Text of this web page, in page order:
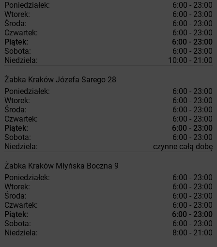
Poniedziałek:
6:00 - 23:00
Wtorek:
6:00 - 23:00
Środa:
6:00 - 23:00
Czwartek:
6:00 - 23:00
Piątek:
6:00 - 23:00
Sobota:
6:00 - 23:00
Niedziela:
10:00 - 21:00
Żabka Kraków Józefa Sarego 28
Poniedziałek:
6:00 - 23:00
Wtorek:
6:00 - 23:00
Środa:
6:00 - 23:00
Czwartek:
6:00 - 23:00
Piątek:
6:00 - 23:00
Sobota:
6:00 - 23:00
Niedziela:
czynne całą dobę
Żabka Kraków Młyńska Boczna 9
Poniedziałek:
6:00 - 23:00
Wtorek:
6:00 - 23:00
Środa:
6:00 - 23:00
Czwartek:
6:00 - 23:00
Piątek:
6:00 - 23:00
Sobota:
6:00 - 23:00
Niedziela:
8:00 - 21:00